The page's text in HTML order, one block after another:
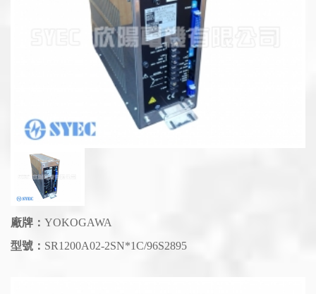
廠牌： YOKOGAWA
型號： SR1200A02-2SN*1C/96S2895